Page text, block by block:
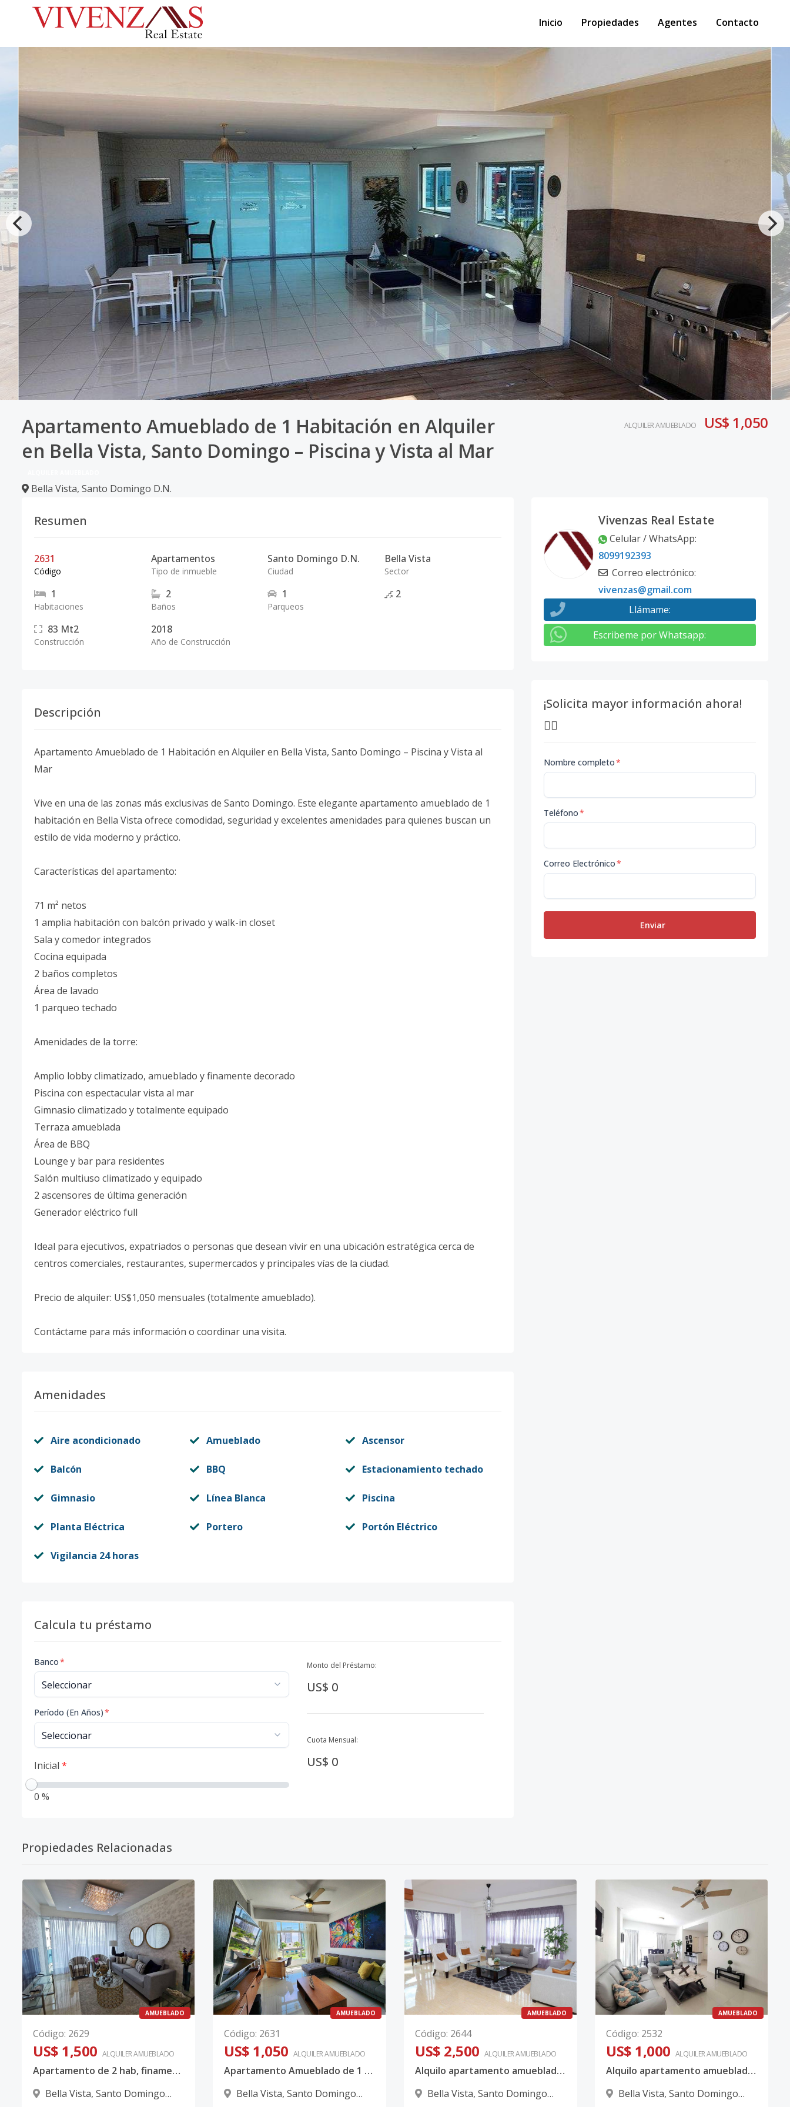
Inicio Propiedades Agentes Contacto
Apartamento Amueblado de 1 Habitación en Alquiler
en Bella Vista, Santo Domingo – Piscina y Vista al Mar
Bella Vista, Santo Domingo D.N.
ALQUILER AMUEBLADO US$ 1,050
Resumen
2631
Código
Apartamentos
Tipo de inmueble
Santo Domingo D.N.
Ciudad
Bella Vista
Sector
1
Habitaciones
2
Baños
1
Parqueos
2
83 Mt2
Construcción
2018
Año de Construcción
Descripción
Apartamento Amueblado de 1 Habitación en Alquiler en Bella Vista, Santo Domingo – Piscina y Vista al
Mar
Vive en una de las zonas más exclusivas de Santo Domingo. Este elegante apartamento amueblado de 1
habitación en Bella Vista ofrece comodidad, seguridad y excelentes amenidades para quienes buscan un
estilo de vida moderno y práctico.
Características del apartamento:
71 m² netos
1 amplia habitación con balcón privado y walk-in closet
Sala y comedor integrados
Cocina equipada
2 baños completos
Área de lavado
1 parqueo techado
Amenidades de la torre:
Amplio lobby climatizado, amueblado y finamente decorado
Piscina con espectacular vista al mar
Gimnasio climatizado y totalmente equipado
Terraza amueblada
Área de BBQ
Lounge y bar para residentes
Salón multiuso climatizado y equipado
2 ascensores de última generación
Generador eléctrico full
Ideal para ejecutivos, expatriados o personas que desean vivir en una ubicación estratégica cerca de
centros comerciales, restaurantes, supermercados y principales vías de la ciudad.
Precio de alquiler: US$1,050 mensuales (totalmente amueblado).
Contáctame para más información o coordinar una visita.
Amenidades
Aire acondicionado Amueblado Ascensor
Balcón BBQ Estacionamiento techado
Gimnasio Línea Blanca Piscina
Planta Eléctrica Portero Portón Eléctrico
Vigilancia 24 horas
Calcula tu préstamo
Banco*
Período (En Años)*
Inicial *
0 %
Monto del Préstamo:
US$ 0
Cuota Mensual:
US$ 0
Vivenzas Real Estate
Celular / WhatsApp:
8099192393
Correo electrónico:
vivenzas@gmail.com
Llámame:
Escribeme por Whatsapp:
¡Solicita mayor información ahora!
👇🏽
Nombre completo*
Teléfono*
Correo Electrónico*
Enviar
Propiedades Relacionadas
AMUEBLADO
Código: 2629
US$ 1,500 ALQUILERAMUEBLADO
Apartamento de 2 hab, finamente amueblado - Bella Vista
Bella Vista, Santo Domingo
AMUEBLADO
Código: 2631
US$ 1,050 ALQUILERAMUEBLADO
Apartamento Amueblado de 1 Habitación en Alquiler en Bella Vista, Santo Domingo – Piscina y Vista al Mar
Bella Vista, Santo Domingo
AMUEBLADO
Código: 2644
US$ 2,500 ALQUILERAMUEBLADO
Alquilo apartamento amueblado de 3 habitaciones en Bella Vista
Bella Vista, Santo Domingo
AMUEBLADO
Código: 2532
US$ 1,000 ALQUILERAMUEBLADO
Alquilo apartamento amueblado en Bella Vista- 1 habitación
Bella Vista, Santo Domingo